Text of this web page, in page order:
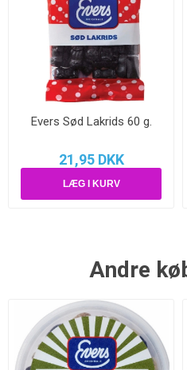
Evers Sød Lakrids 60 g.
21,95 DKK
Andre